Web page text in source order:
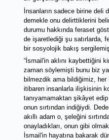
İnsanların sadece birine deli
demekle onu delirttiklerini
durumu hakkında feraset
de işaretlediği şu satırlarda,
bir sosyolojik bakış
“İsmail'in aklını kaybettiğini
zaman söylemişti bunu biz
bilmezdik ama bildiğimiz,
itibaren insanlarla ilişkisinin
tanıyamamaktan şikâyet edip
onun sırtından indiğiydi.
akıllı adam o, şeleğini
onayladıkları, onun gibi
İsmail'in hayatına bakarak